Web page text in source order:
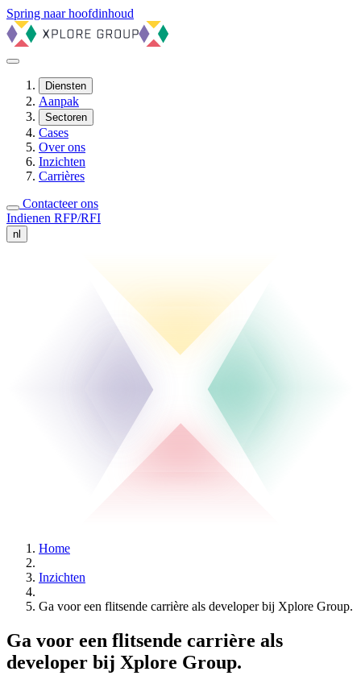
Spring naar hoofdinhoud
Diensten
Aanpak
Sectoren
Cases
Over ons
Inzichten
Carrières
Contacteer ons
Indienen RFP/RFI
nl
Home
Inzichten
Ga voor een flitsende carrière als developer bij Xplore Group.
Ga voor een flitsende carrière als
developer bij Xplore Group.